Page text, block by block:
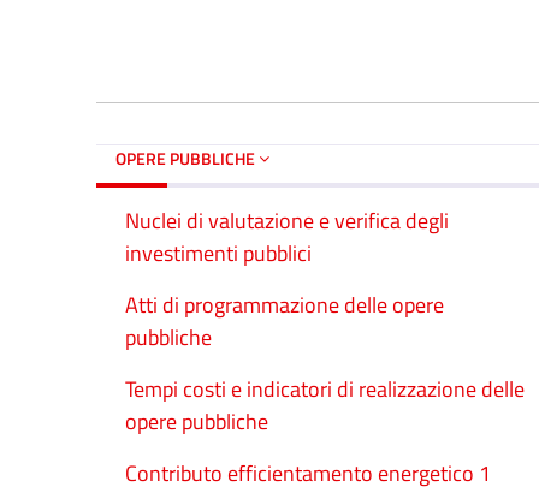
OPERE PUBBLICHE
Nuclei di valutazione e verifica degli
investimenti pubblici
Atti di programmazione delle opere
pubbliche
Tempi costi e indicatori di realizzazione delle
opere pubbliche
Contributo efficientamento energetico 1